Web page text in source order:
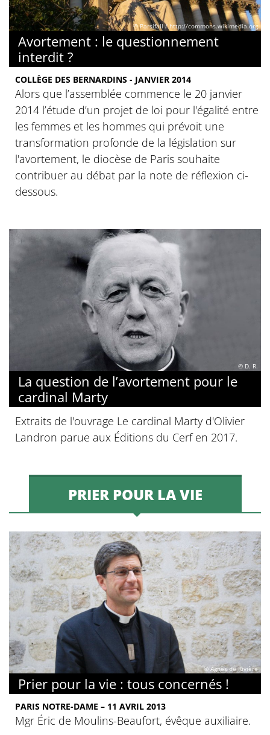
© Parsifall / http://commons.wikimedia.org
Avortement : le questionnement
interdit ?
COLLÈGE DES BERNARDINS - JANVIER 2014
Alors que l’assemblée commence le 20 janvier
2014 l’étude d’un projet de loi pour l'égalité entre
les femmes et les hommes qui prévoit une
transformation profonde de la législation sur
l'avortement, le diocèse de Paris souhaite
contribuer au débat par la note de réflexion ci-
dessous.
© D. R.
La question de l’avortement pour le
cardinal Marty
Extraits de l'ouvrage Le cardinal Marty d'Olivier
Landron parue aux Éditions du Cerf en 2017.
PRIER POUR LA VIE
© Agnès de Rivière
Prier pour la vie : tous concernés !
PARIS NOTRE-DAME – 11 AVRIL 2013
Mgr Éric de Moulins-Beaufort, évêque auxiliaire.